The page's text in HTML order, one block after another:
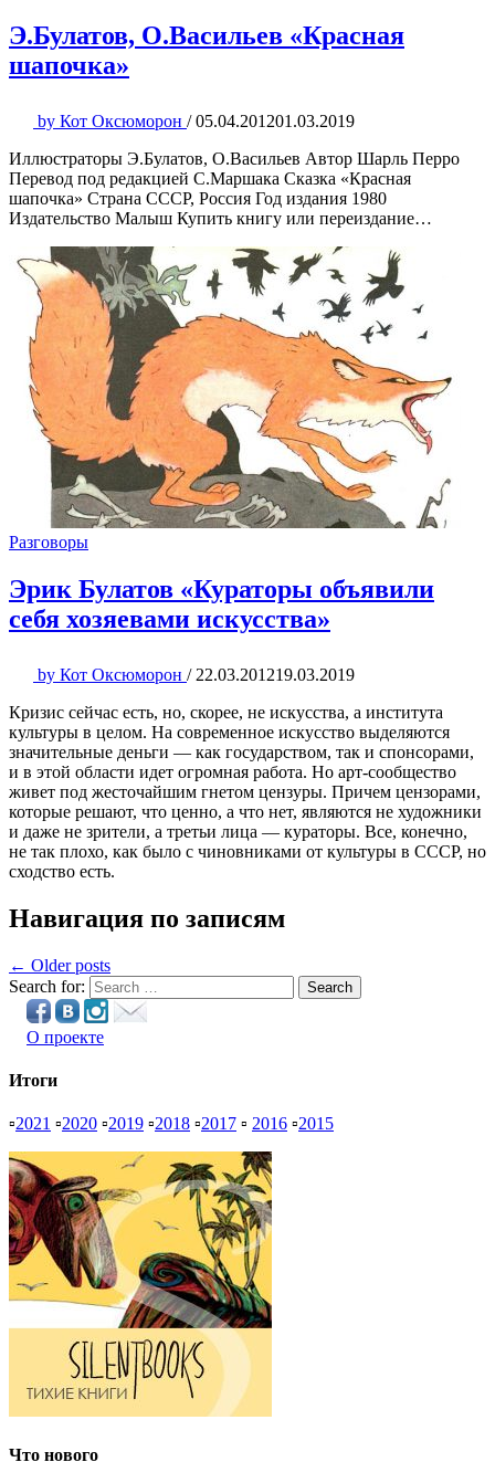
Э.Булатов, О.Васильев «Красная
шапочка»
by Кот Оксюморон / 05.04.201201.03.2019
Иллюстраторы Э.Булатов, О.Васильев Автор Шарль Перро
Перевод под редакцией С.Маршака Сказка «Красная
шапочка» Страна СССР, Россия Год издания 1980
Издательство Малыш Купить книгу или переиздание…
Разговоры
Эрик Булатов «Кураторы объявили
себя хозяевами искусства»
by Кот Оксюморон / 22.03.201219.03.2019
Кризис сейчас есть, но, скорее, не искусства, а института
культуры в целом. На современное искусство выделяются
значительные деньги — как государством, так и спонсорами,
и в этой области идет огромная работа. Но арт-сообщество
живет под жесточайшим гнетом цензуры. Причем цензорами,
которые решают, что ценно, а что нет, являются не художники
и даже не зрители, а третьи лица — кураторы. Все, конечно,
не так плохо, как было с чиновниками от культуры в СССР, но
сходство есть.
Навигация по записям
← Older posts
Search for:
Search
О проекте
Итоги
▫2021 ▫2020 ▫2019 ▫2018 ▫2017 ▫ 2016 ▫2015
Что нового